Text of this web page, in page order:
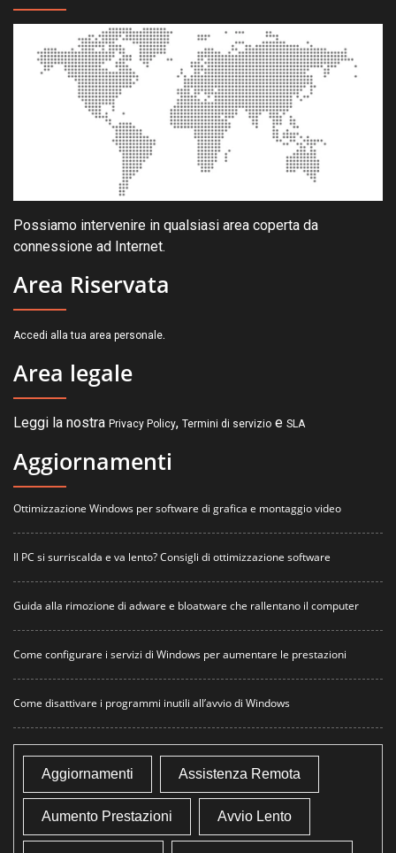
Possiamo intervenire in qualsiasi area coperta da
connessione ad Internet.
Area Riservata
Accedi alla tua area personale.
Area legale
Leggi la nostra Privacy Policy, Termini di servizio e SLA
Aggiornamenti
Ottimizzazione Windows per software di grafica e montaggio video
Il PC si surriscalda e va lento? Consigli di ottimizzazione software
Guida alla rimozione di adware e bloatware che rallentano il computer
Come configurare i servizi di Windows per aumentare le prestazioni
Come disattivare i programmi inutili all’avvio di Windows
Aggiornamenti Assistenza Remota
Aumento Prestazioni Avvio Lento